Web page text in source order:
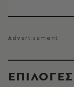
EΠΙΛΟΓΈΣ